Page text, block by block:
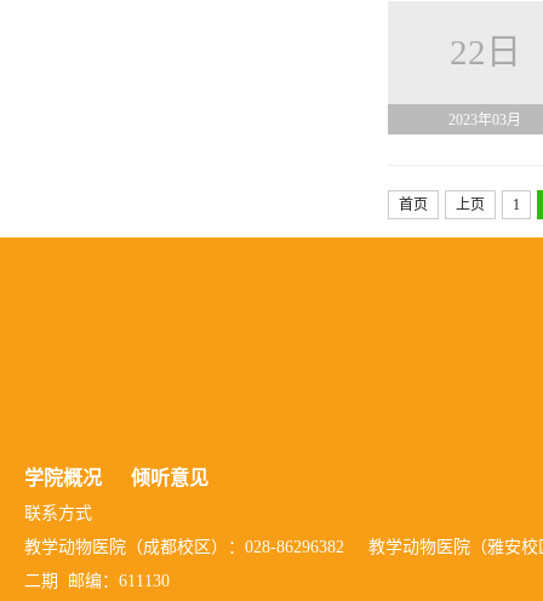
22日
2023年03月
首页 上页 1
学院概况 倾听意见
联系方式
教学动物医院（成都校区）：028-86296382 教学动物医院（雅安校
二期 邮编：611130